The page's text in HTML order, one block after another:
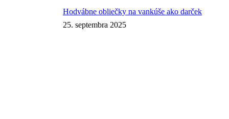
Hodvábne obliečky na vankúše ako darček
25. septembra 2025